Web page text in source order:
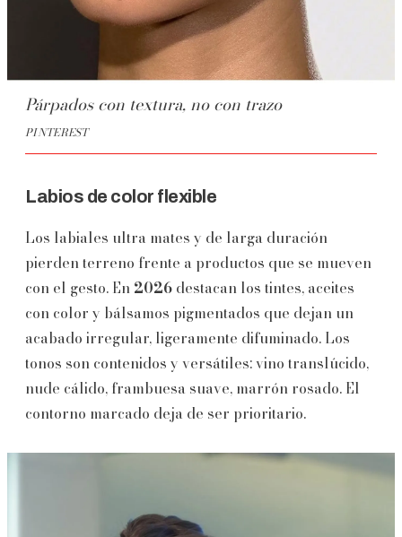
Párpados con textura, no con trazo
PINTEREST
Labios de color flexible
Los labiales ultra mates y de larga duración
pierden terreno frente a productos que se mueven
con el gesto. En 2026 destacan los tintes, aceites
con color y bálsamos pigmentados que dejan un
acabado irregular, ligeramente difuminado. Los
tonos son contenidos y versátiles: vino translúcido,
nude cálido, frambuesa suave, marrón rosado. El
contorno marcado deja de ser prioritario.